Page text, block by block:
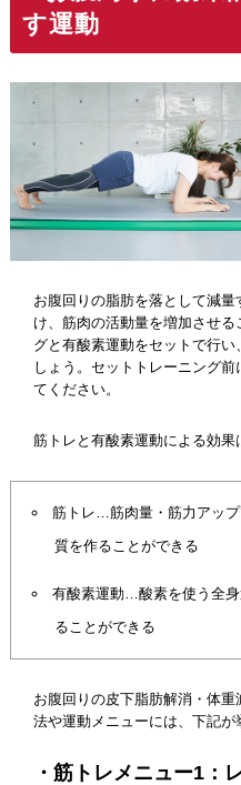
す運動
お腹回りの脂肪を落として減
け、筋肉の活動量を増加させ
グと有酸素運動をセットで行
しょう。セットトレーニング
てください。
筋トレと有酸素運動による効果
筋トレ…筋肉量・筋力アッ
質を作ることができる
有酸素運動…酸素を使う全
ることができる
お腹回りの皮下脂肪解消・体
法や運動メニューには、下記が
・筋トレメニュー1：